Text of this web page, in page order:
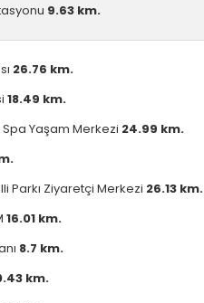
9.63 km.
26.76 km.
18.49 km.
Yaşam Merkezi 24.99 km.
Parkı Ziyaretçi Merkezi 26.13 km.
16.01 km.
8.7 km.
km.